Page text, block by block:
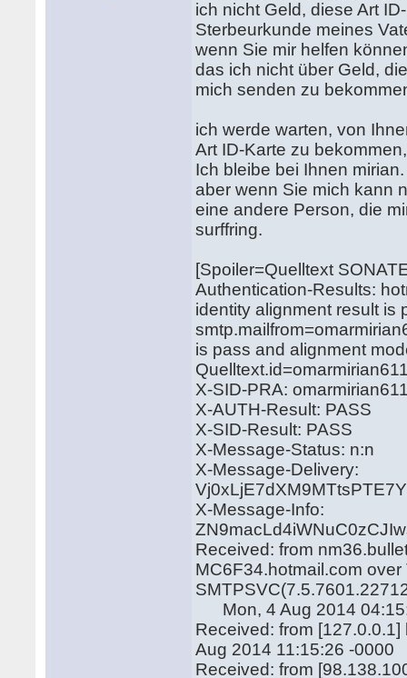
ich nicht Geld, diese Art
Sterbeurkunde meines
wenn Sie mir helfen
das ich nicht über Geld,
mich senden zu
ich werde warten, von
Art ID-Karte zu bekommen,
Ich bleibe bei Ihnen mirian.
aber wenn Sie mich kann
eine andere Person, die
surffring.
[Spoiler=Quelltext
Authentication-Results:
identity alignment result is
is pass and alignment
X-SID-PRA:
X-AUTH-Result: PASS
X-SID-Result: PASS
X-Message-Status: n:n
X-Message-Delivery:
X-Message-Info:
Received: from
MC6F34.hotmail.com
Mon, 4 Aug 2014
Received: from
Aug 2014 11:15:26 -0000
Received: from